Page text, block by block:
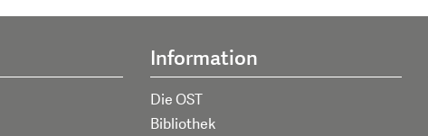
Information
Die OST
Bibliothek